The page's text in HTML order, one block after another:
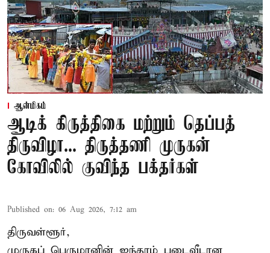
ஆன்மிகம்
ஆடிக் கிருத்திகை மற்றும் தெப்பத்
திருவிழா... திருத்தணி முருகன்
கோவிலில் குவிந்த பக்தர்கள்
Published on: 06 Aug 2026, 7:12 am
திருவள்ளூர்,